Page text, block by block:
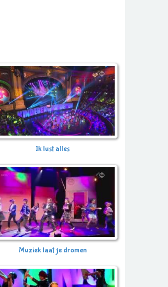
Ik lust alles
Muziek laat je dromen